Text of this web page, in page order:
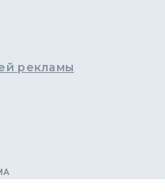
рекламы